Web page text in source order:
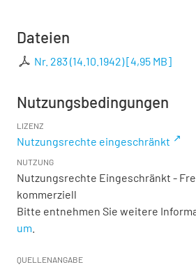
Dateien
Nr. 283 (14.10.1942)[4,95 MB]
Nutzungsbedingungen
LIZENZ
Nutzungsrechte eingeschränkt
NUTZUNG
Nutzungsrechte Eingeschränkt -
kommerziell
Bitte entnehmen Sie weitere
um
QUELLENANGABE